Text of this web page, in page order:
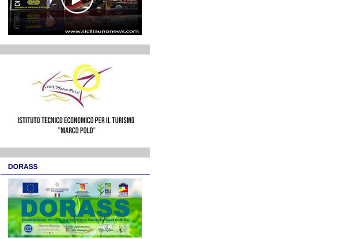
DORASS